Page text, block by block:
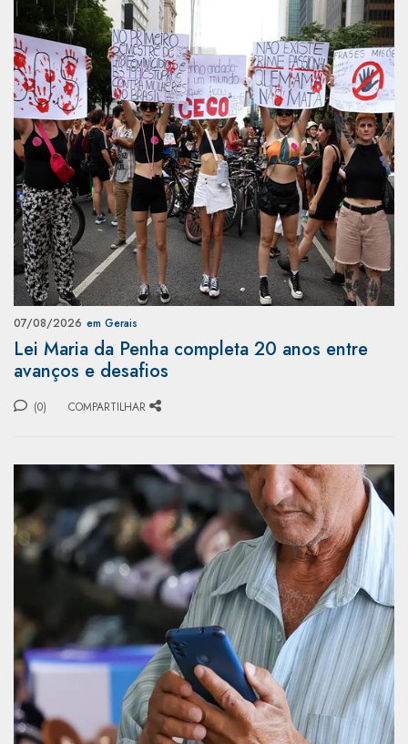
07/08/2026 em Gerais
Lei Maria da Penha completa 20 anos entre
avanços e desafios
(0) COMPARTILHAR